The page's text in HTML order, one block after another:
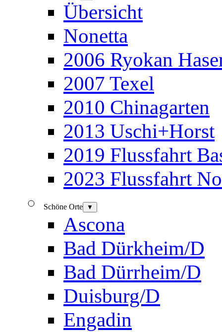
Übersicht
Nonetta
2006 Ryokan
2007 Texel
2010 Chinagarten
2013 Uschi+Horst
2019 Flussfahrt
2023 Flussfahrt
Schöne Orte ▼
Ascona
Bad Dürkheim/D
Bad Dürrheim/D
Duisburg/D
Engadin